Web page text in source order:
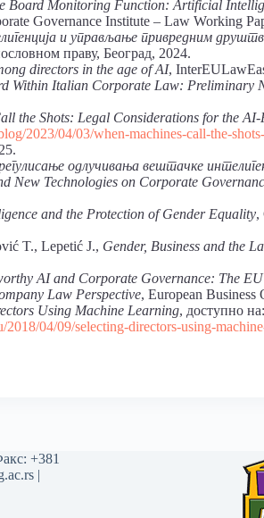
Board Monitoring Function: Artificial
Governance Institute – Law Working
и управљање привредним
праву, Београд, 2024.
directors in the age of AI,
Within Italian Corporate Law: Preliminary
the Shots: Legal Considerations for the
2023/04/03/when-machines-call-the-
одлучивања вештачке
New Technologies on Corporate
and the Protection of Gender Equality,
T., Lepetić J., Gender, Business and the
AI and Corporate Governance: The
Law Perspective, European
Using Machine Learning, доступно на:
2018/04/09/selecting-directors-using-
+381
|